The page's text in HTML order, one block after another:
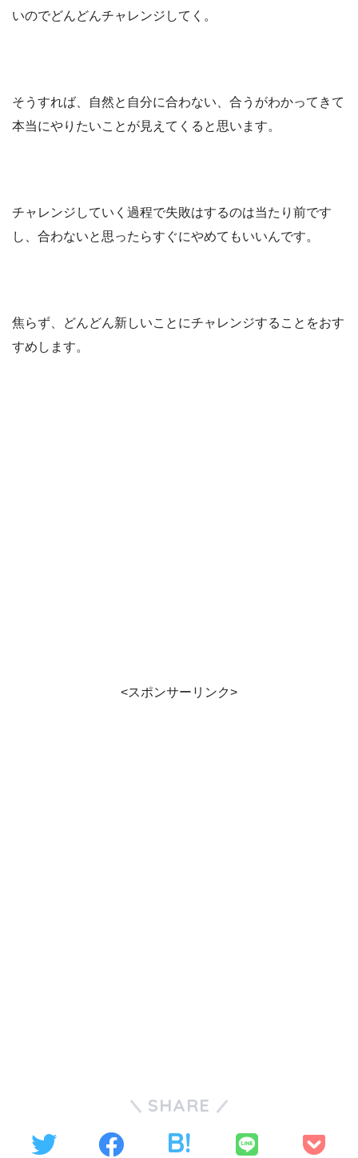
いのでどんどんチャレンジしてく。
そうすれば、自然と自分に合わない、合うがわかってきて
本当にやりたいことが見えてくると思います。
チャレンジしていく過程で失敗はするのは当たり前です
し、合わないと思ったらすぐにやめてもいいんです。
焦らず、どんどん新しいことにチャレンジすることをおす
すめします。
<スポンサーリンク>
SHARE